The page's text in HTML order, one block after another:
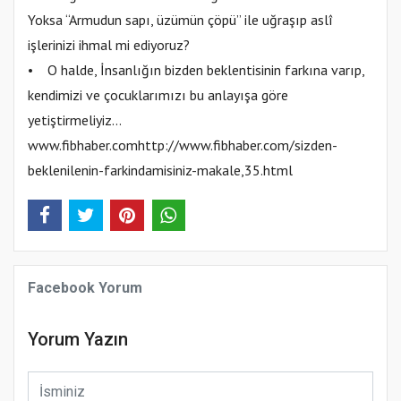
Yoksa “Armudun sapı, üzümün çöpü” ile uğraşıp aslî
işlerinizi ihmal mi ediyoruz?
• O halde, İnsanlığın bizden beklentisinin farkına varıp,
kendimizi ve çocuklarımızı bu anlayışa göre
yetiştirmeliyiz…
www.fibhaber.comhttp://www.fibhaber.com/sizden-
beklenilenin-farkindamisiniz-makale,35.html
Facebook Yorum
Yorum Yazın